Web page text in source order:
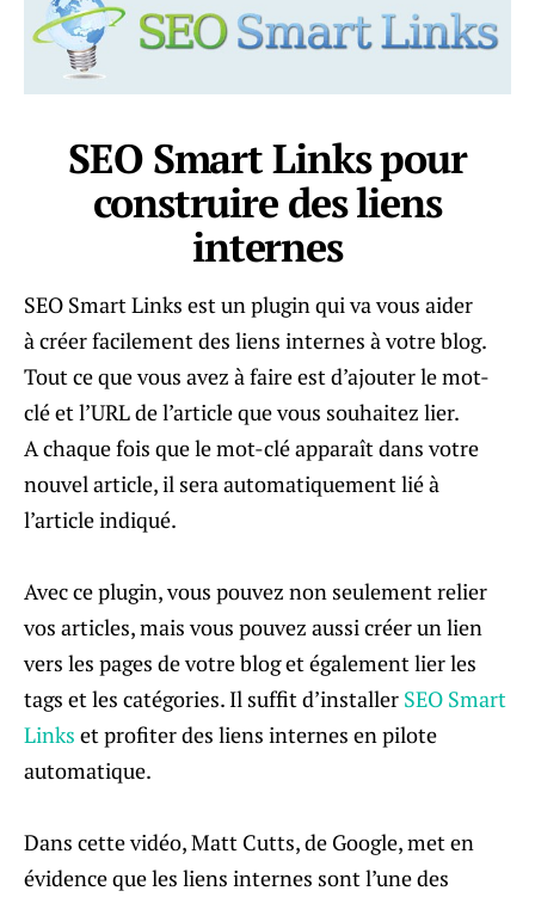
SEO Smart Links pour
construire des liens
internes
SEO Smart Links est un plugin qui va vous aider
à créer facilement des liens internes à votre blog.
Tout ce que vous avez à faire est d’ajouter le mot-
clé et l’URL de l’article que vous souhaitez lier.
A chaque fois que le mot-clé apparaît dans votre
nouvel article, il sera automatiquement lié à
l’article indiqué.
Avec ce plugin, vous pouvez non seulement relier
vos articles, mais vous pouvez aussi créer un lien
vers les pages de votre blog et également lier les
tags et les catégories. Il suffit d’installer SEO Smart
Links et profiter des liens internes en pilote
automatique.
Dans cette vidéo, Matt Cutts, de Google, met en
évidence que les liens internes sont l’une des